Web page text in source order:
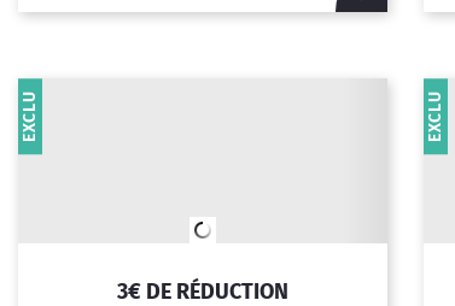
3€ DE RÉDUCTION
EXCLU EXCLU